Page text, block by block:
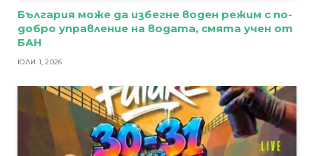
България може да избегне воден режим с по-
добро управление на водата, смята учен от
БАН
ЮЛИ 1, 2026